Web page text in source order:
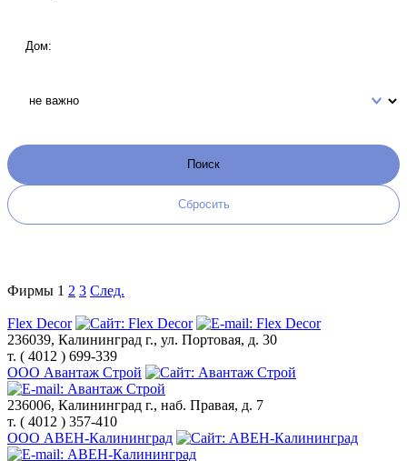
Фирмы 1 2 3 След.
Flex Decor
236039, Калининград г., ул. Портовая, д. 30
т. ( 4012 ) 699-339
ООО Авантаж Строй
236006, Калининград г., наб. Правая, д. 7
т. ( 4012 ) 357-410
ООО АВЕН-Калининград